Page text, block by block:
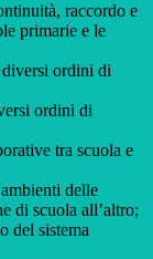
raccordo e
primarie e le
ordini di
ordini di
tra scuola e
delle
di scuola all’altro;
del sistema